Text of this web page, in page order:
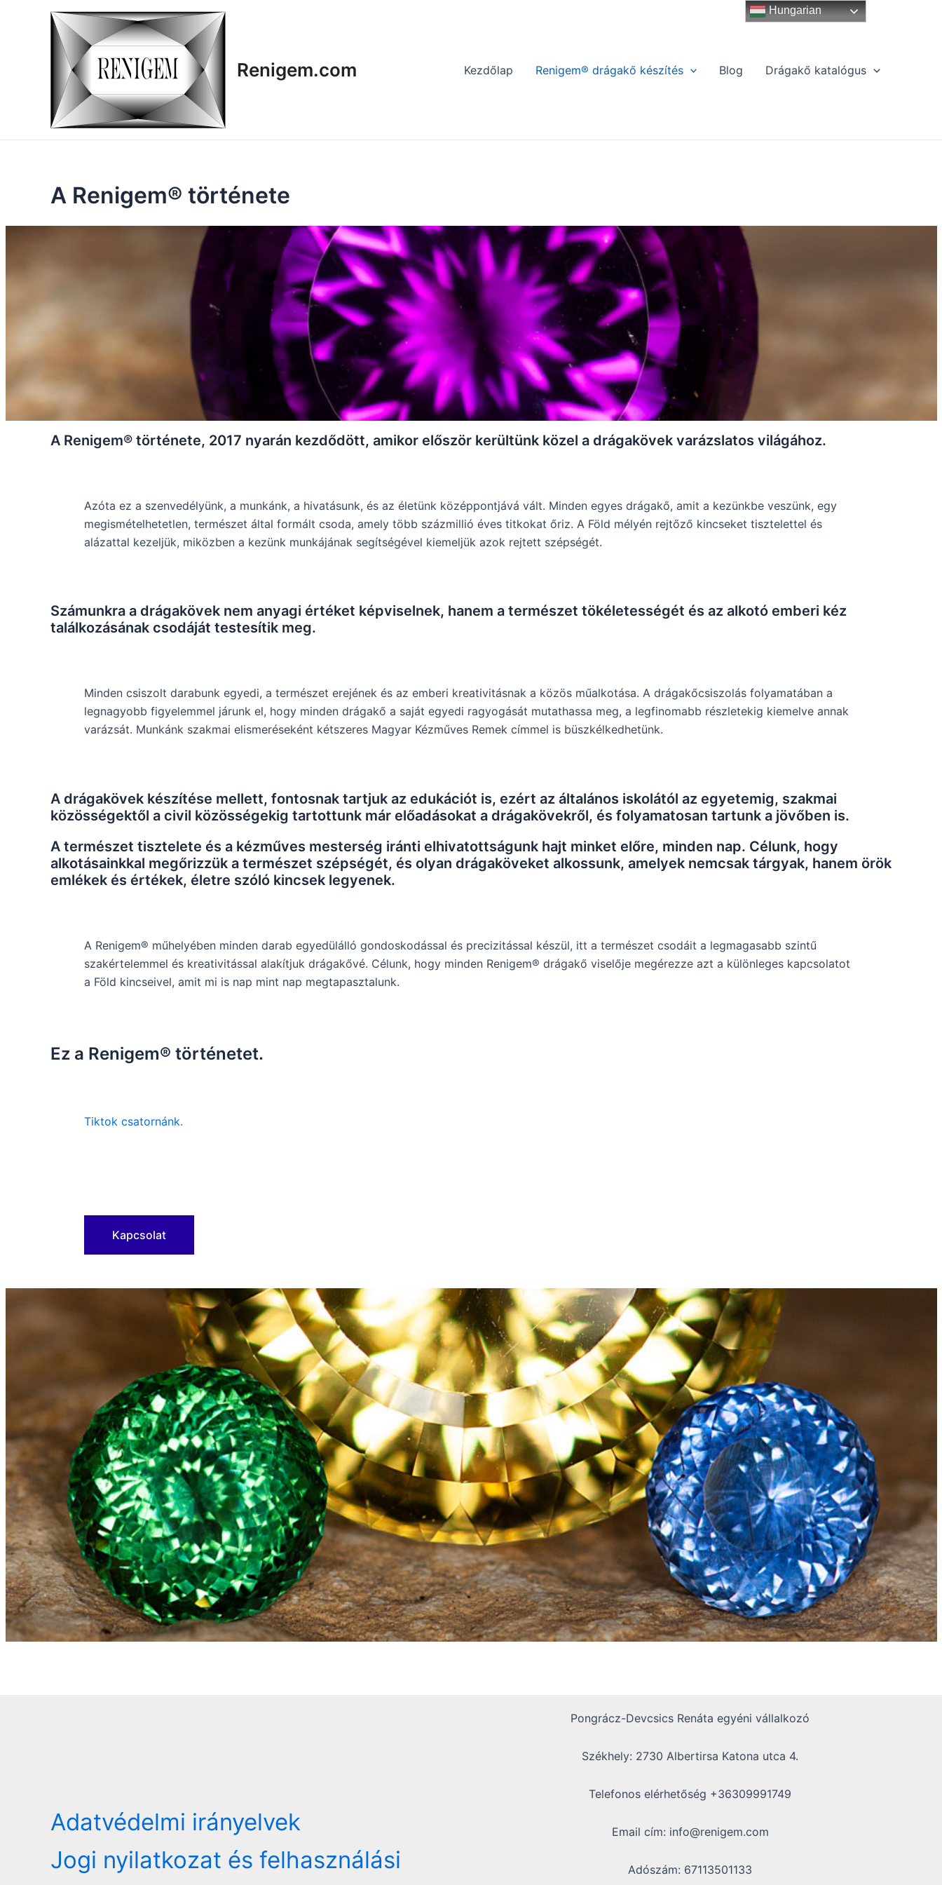
Renigem.com Kezdőlap Renigem® drágakő készítés Blog Drágakő katalógus
A Renigem® története
A Renigem® története, 2017 nyarán kezdődött, amikor először kerültünk közel a drágakövek varázslatos világához.
Azóta ez a szenvedélyünk, a munkánk, a hivatásunk, és az életünk középpontjává vált. Minden egyes drágakő, amit a kezünkbe veszünk, egy
megismételhetetlen, természet által formált csoda, amely több százmillió éves titkokat őriz. A Föld mélyén rejtőző kincseket tisztelettel és
alázattal kezeljük, miközben a kezünk munkájának segítségével kiemeljük azok rejtett szépségét.
Számunkra a drágakövek nem anyagi értéket képviselnek, hanem a természet tökéletességét és az alkotó emberi kéz
találkozásának csodáját testesítik meg.
Minden csiszolt darabunk egyedi, a természet erejének és az emberi kreativitásnak a közös műalkotása. A drágakőcsiszolás folyamatában a
legnagyobb figyelemmel járunk el, hogy minden drágakő a saját egyedi ragyogását mutathassa meg, a legfinomabb részletekig kiemelve annak
varázsát. Munkánk szakmai elismeréseként kétszeres Magyar Kézműves Remek címmel is büszkélkedhetünk.
A drágakövek készítése mellett, fontosnak tartjuk az edukációt is, ezért az általános iskolától az egyetemig, szakmai
közösségektől a civil közösségekig tartottunk már előadásokat a drágakövekről, és folyamatosan tartunk a jövőben is.
A természet tisztelete és a kézműves mesterség iránti elhivatottságunk hajt minket előre, minden nap. Célunk, hogy
alkotásainkkal megőrizzük a természet szépségét, és olyan drágaköveket alkossunk, amelyek nemcsak tárgyak, hanem örök
emlékek és értékek, életre szóló kincsek legyenek.
A Renigem® műhelyében minden darab egyedülálló gondoskodással és precizitással készül, itt a természet csodáit a legmagasabb szintű
szakértelemmel és kreativitással alakítjuk drágakővé. Célunk, hogy minden Renigem® drágakő viselője megérezze azt a különleges kapcsolatot
a Föld kincseivel, amit mi is nap mint nap megtapasztalunk.
Ez a Renigem® történetet.
Tiktok csatornánk.
Kapcsolat
Adatvédelmi irányelvek
Jogi nyilatkozat és felhasználási
Pongrácz-Devcsics Renáta egyéni vállalkozó
Székhely: 2730 Albertirsa Katona utca 4.
Telefonos elérhetőség +36309991749
Email cím: info@renigem.com
Adószám: 67113501133
Hungarian